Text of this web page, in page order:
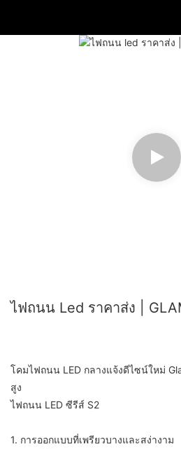
ไฟถนน Led ราคาส่ง |
โคมไฟถนน LED กลางแจ้งดีไซน์ใหม่
สูง
ไฟถนน LED ซีรีส์ S2
1. การออกแบบที่เพรียวบางและสง่างาม